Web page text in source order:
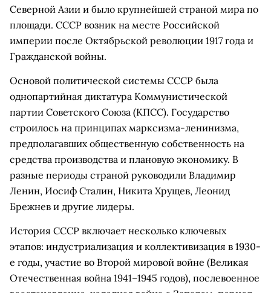
Северной Азии и было крупнейшей страной мира по
площади. СССР возник на месте Российской
империи после Октябрьской революции 1917 года и
Гражданской войны.
Основой политической системы СССР была
однопартийная диктатура Коммунистической
партии Советского Союза (КПСС). Государство
строилось на принципах марксизма-ленинизма,
предполагавших общественную собственность на
средства производства и плановую экономику. В
разные периоды страной руководили Владимир
Ленин, Иосиф Сталин, Никита Хрущев, Леонид
Брежнев и другие лидеры.
История СССР включает несколько ключевых
этапов: индустриализация и коллективизация в 1930-
е годы, участие во Второй мировой войне (Великая
Отечественная война 1941–1945 годов), послевоенное